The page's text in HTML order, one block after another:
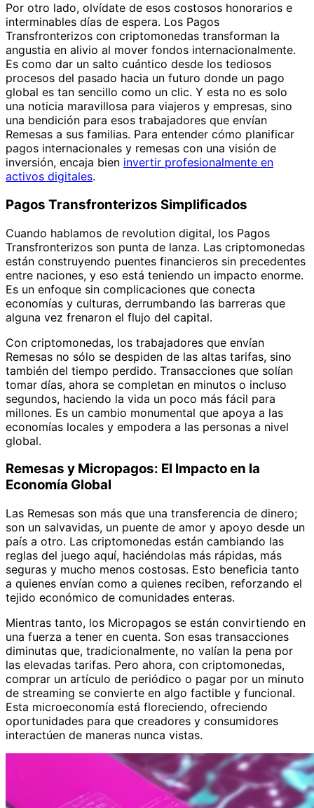
Por otro lado, olvídate de esos costosos honorarios e
interminables días de espera. Los Pagos
Transfronterizos con criptomonedas transforman la
angustia en alivio al mover fondos internacionalmente.
Es como dar un salto cuántico desde los tediosos
procesos del pasado hacia un futuro donde un pago
global es tan sencillo como un clic. Y esta no es solo
una noticia maravillosa para viajeros y empresas, sino
una bendición para esos trabajadores que envían
Remesas a sus familias. Para entender cómo planificar
pagos internacionales y remesas con una visión de
inversión, encaja bien invertir profesionalmente en
activos digitales.
Pagos Transfronterizos Simplificados
Cuando hablamos de revolution digital, los Pagos
Transfronterizos son punta de lanza. Las criptomonedas
están construyendo puentes financieros sin precedentes
entre naciones, y eso está teniendo un impacto enorme.
Es un enfoque sin complicaciones que conecta
economías y culturas, derrumbando las barreras que
alguna vez frenaron el flujo del capital.
Con criptomonedas, los trabajadores que envían
Remesas no sólo se despiden de las altas tarifas, sino
también del tiempo perdido. Transacciones que solían
tomar días, ahora se completan en minutos o incluso
segundos, haciendo la vida un poco más fácil para
millones. Es un cambio monumental que apoya a las
economías locales y empodera a las personas a nivel
global.
Remesas y Micropagos: El Impacto en la
Economía Global
Las Remesas son más que una transferencia de dinero;
son un salvavidas, un puente de amor y apoyo desde un
país a otro. Las criptomonedas están cambiando las
reglas del juego aquí, haciéndolas más rápidas, más
seguras y mucho menos costosas. Esto beneficia tanto
a quienes envían como a quienes reciben, reforzando el
tejido económico de comunidades enteras.
Mientras tanto, los Micropagos se están convirtiendo en
una fuerza a tener en cuenta. Son esas transacciones
diminutas que, tradicionalmente, no valían la pena por
las elevadas tarifas. Pero ahora, con criptomonedas,
comprar un artículo de periódico o pagar por un minuto
de streaming se convierte en algo factible y funcional.
Esta microeconomía está floreciendo, ofreciendo
oportunidades para que creadores y consumidores
interactúen de maneras nunca vistas.